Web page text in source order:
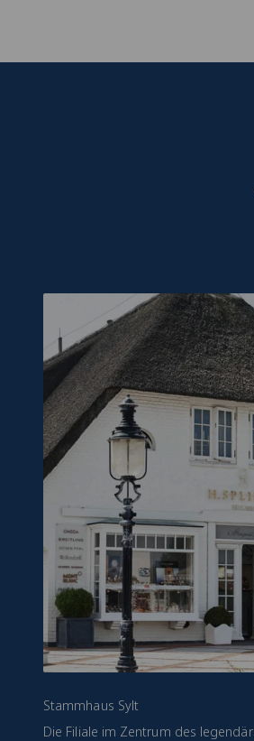
Stammhaus Sylt
Die Filiale im Zentrum des